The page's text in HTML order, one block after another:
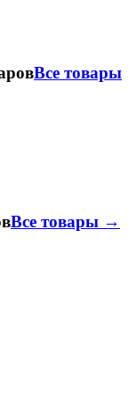
Все товары
Все товары →